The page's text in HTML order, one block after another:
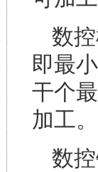
数
即最
干个
加工。
数